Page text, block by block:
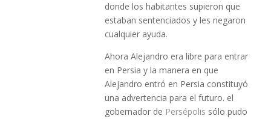
donde los habitantes supieron que
estaban sentenciados y les negaron
cualquier ayuda.
Ahora Alejandro era libre para entrar
en Persia y la manera en que
Alejandro entró en Persia constituyó
una advertencia para el futuro. el
gobernador de Persépolis sólo pudo